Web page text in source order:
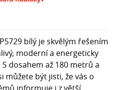
bílý je skvělým řešením
moderní a energeticky
dosahem až 180 metrů a
můžete být jisti, že vás o